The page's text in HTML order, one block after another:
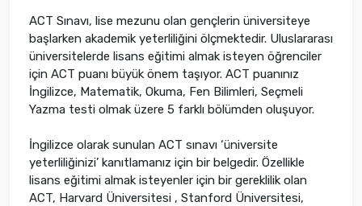
ACT Sınavı, lise mezunu olan gençlerin üniversiteye
başlarken akademik yeterliliğini ölçmektedir. Uluslararası
üniversitelerde lisans eğitimi almak isteyen öğrenciler
için ACT puanı büyük önem taşıyor. ACT puanınız
İngilizce, Matematik, Okuma, Fen Bilimleri, Seçmeli
Yazma testi olmak üzere 5 farklı bölümden oluşuyor.
İngilizce olarak sunulan ACT sınavı ‘üniversite
yeterliliğinizi’ kanıtlamanız için bir belgedir. Özellikle
lisans eğitimi almak isteyenler için bir gereklilik olan
ACT, Harvard Üniversitesi , Stanford Üniversitesi,